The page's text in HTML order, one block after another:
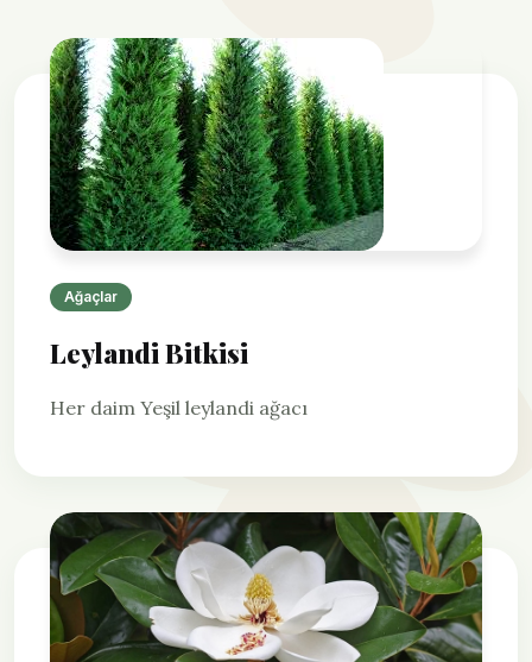
Ağaçlar
Leylandi Bitkisi
Her daim Yeşil leylandi ağacı